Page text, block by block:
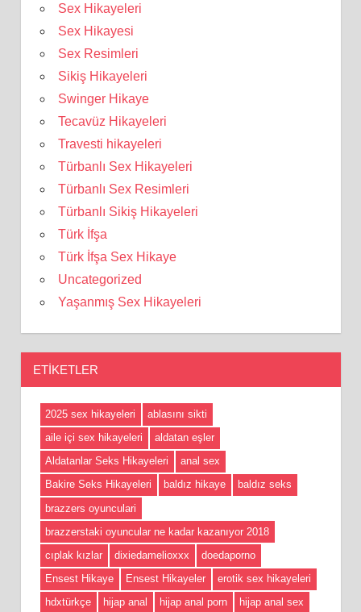
Sex Hikayeleri
Sex Hikayesi
Sex Resimleri
Sikiş Hikayeleri
Swinger Hikaye
Tecavüz Hikayeleri
Travesti hikayeleri
Türbanlı Sex Hikayeleri
Türbanlı Sex Resimleri
Türbanlı Sikiş Hikayeleri
Türk İfşa
Türk İfşa Sex Hikaye
Uncategorized
Yaşanmış Sex Hikayeleri
ETIKETLER
2025 sex hikayeleri
ablasını sikti
aile içi sex hikayeleri
aldatan eşler
Aldatanlar Seks Hikayeleri
anal sex
Bakire Seks Hikayeleri
baldız hikaye
baldız seks
brazzers oyunculari
brazzerstaki oyuncular ne kadar kazanıyor 2018
cıplak kızlar
dixiedamelioxxx
doedaporno
Ensest Hikaye
Ensest Hikayeler
erotik sex hikayeleri
hdxtürkçe
hijap anal hijap anal porn hijap anal sex